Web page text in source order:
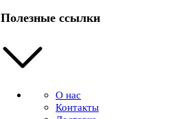
Полезные ссылки
О нас
Контакты